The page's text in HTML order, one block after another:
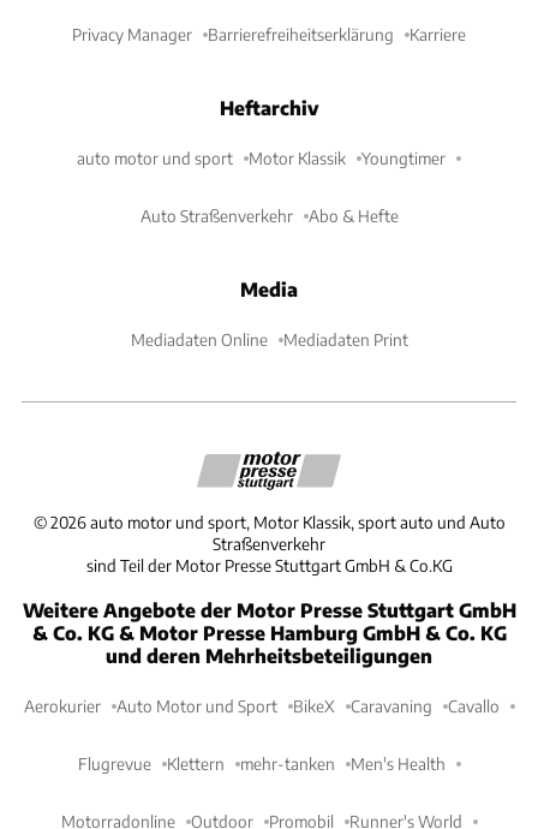
Privacy Manager Barrierefreiheitserklärung Karriere
Heftarchiv
auto motor und sport Motor Klassik Youngtimer
Auto Straßenverkehr Abo & Hefte
Media
Mediadaten Online Mediadaten Print
©2026 auto motor und sport, Motor Klassik, sport auto und Auto
Straßenverkehr
sind Teil der Motor Presse Stuttgart GmbH & Co.KG
Weitere Angebote der Motor Presse Stuttgart GmbH
& Co. KG & Motor Presse Hamburg GmbH & Co. KG
und deren Mehrheitsbeteiligungen
Aerokurier Auto Motor und Sport BikeX Caravaning Cavallo
Flugrevue Klettern mehr-tanken Men's Health
Motorradonline Outdoor Promobil Runner's World